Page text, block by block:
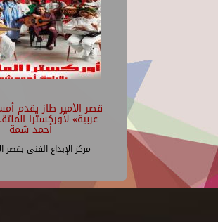
قصر الأمير طاز يقدم
عربية» لأوركسترا
أحمد شمة
مركز الإبداع الفنى بقصر